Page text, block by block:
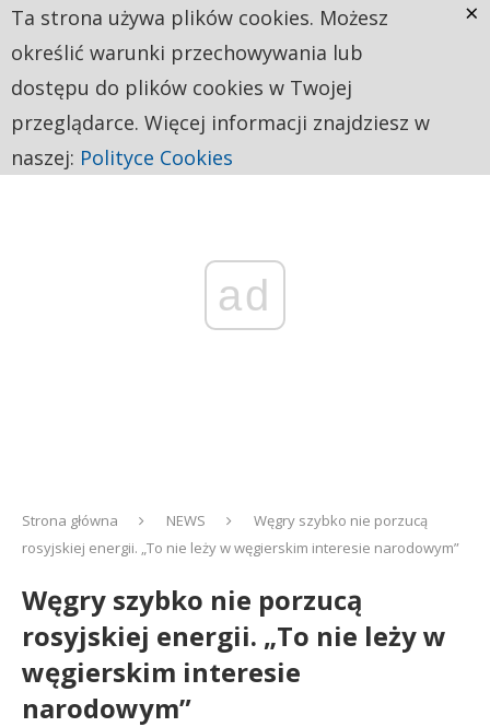
ad
Strona główna NEWS
Węgry szybko nie porzucą
rosyjskiej energii. „To nie leży w węgierskim interesie narodowym”
Węgry szybko nie porzucą
rosyjskiej energii. „To nie leży w
węgierskim interesie
narodowym”
Ta strona używa plików cookies. Możesz
określić warunki przechowywania lub
dostępu do plików cookies w Twojej
przeglądarce. Więcej informacji znajdziesz w
naszej: Polityce Cookies
×